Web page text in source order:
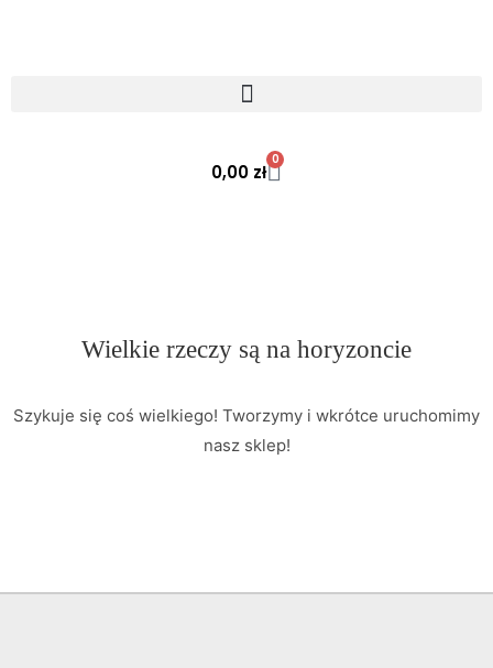
0,00 zł
0
Wielkie rzeczy są na horyzoncie
Szykuje się coś wielkiego! Tworzymy i wkrótce uruchomimy
nasz sklep!